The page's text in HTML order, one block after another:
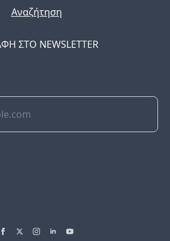
Αναζήτηση
ΣΤΟ NEWSLETTER